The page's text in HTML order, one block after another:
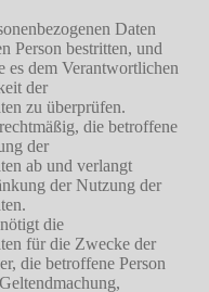
Daten
Person bestritten, und
es dem Verantwortlichen
der
zu überprüfen.
die betroffene
der
ab und verlangt
der Nutzung der
die
für die Zwecke der
die betroffene Person